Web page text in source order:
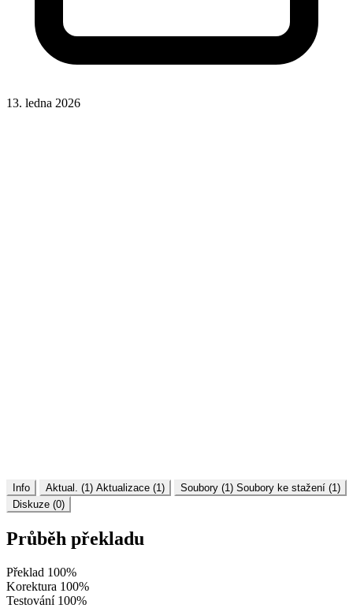
13. ledna 2026
Info Aktual. (1) Aktualizace (1) Soubory (1) Soubory ke stažení (1)
Diskuze (0)
Průběh překladu
Překlad 100%
Korektura 100%
Testování 100%